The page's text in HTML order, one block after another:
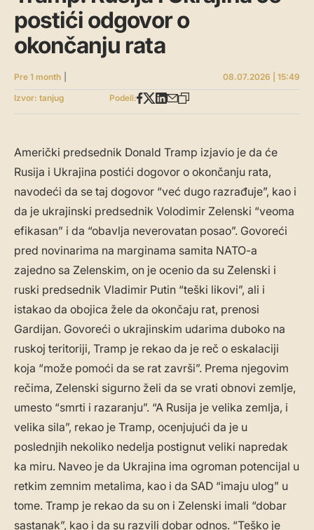
postići odgovor o
okončanju rata
Pre 1 month
08.07.2026 | 15:49
Izvor: tanjug
Podeli:
Američki predsednik Donald Tramp izjavio je da će
Rusija i Ukrajina postići dogovor o okončanju rata,
navodeći da se taj dogovor “već dugo razrađuje”, kao i
da je ukrajinski predsednik Volodimir Zelenski “veoma
efikasan” i da “obavlja neverovatan posao”. Govoreći
pred novinarima na marginama samita NATO-a
zajedno sa Zelenskim, on je ocenio da su Zelenski i
ruski predsednik Vladimir Putin “teški likovi”, ali i
istakao da obojica žele da okončaju rat, prenosi
Gardijan. Govoreći o ukrajinskim udarima duboko na
ruskoj teritoriji, Tramp je rekao da je reč o eskalaciji
koja “može pomoći da se rat završi”. Prema njegovim
rečima, Zelenski sigurno želi da se vrati obnovi zemlje,
umesto “smrti i razaranju”. “A Rusija je velika zemlja, i
velika sila”, rekao je Tramp, ocenjujući da je u
poslednjih nekoliko nedelja postignut veliki napredak
ka miru. Naveo je da Ukrajina ima ogroman potencijal u
retkim zemnim metalima, kao i da SAD “imaju ulog” u
tome. Tramp je rekao da su on i Zelenski imali “dobar
sastanak”, kao i da su razvili dobar odnos. “Teško je